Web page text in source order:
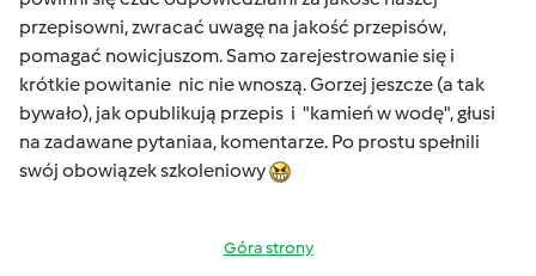
przepisowni, zwracać uwagę na jakość przepisów,
pomagać nowicjuszom. Samo zarejestrowanie się i
krótkie powitanie nic nie wnoszą. Gorzej jeszcze (a tak
bywało), jak opublikują przepis i "kamień w wodę", głusi
na zadawane pytaniaa, komentarze. Po prostu spełnili
swój obowiązek szkoleniowy
Góra strony